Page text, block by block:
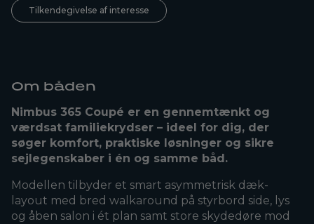
Tilkendegivelse af interesse
Om båden
Nimbus 365 Coupé er en gennemtænkt og
værdsat familiekrydser – ideel for dig, der
søger komfort, praktiske løsninger og sikre
sejlegenskaber i én og samme båd.
Modellen tilbyder et smart asymmetrisk dæk-
layout med bred walkaround på styrbord side, lys
og åben salon i ét plan samt store skydedøre mod